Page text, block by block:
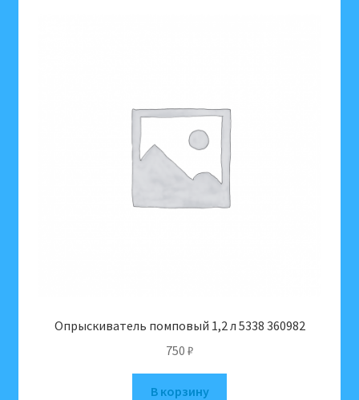
Опрыскиватель помповый 1,2 л 5338 360982
750 ₽
В корзину